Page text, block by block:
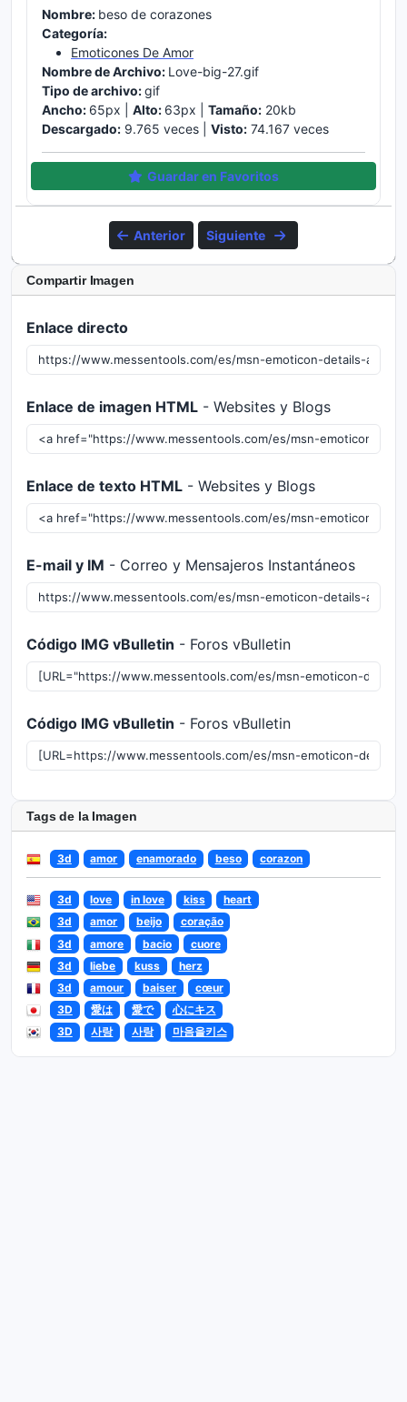
Nombre: beso de corazones
Categoría:
Emoticones De Amor
Nombre de Archivo: Love-big-27.gif
Tipo de archivo:gif
Ancho: 65px | Alto: 63px | Tamaño: 20kb
Descargado: 9.765 veces | Visto: 74.167 veces
Guardar en Favoritos
Anterior Siguiente
Compartir Imagen
Enlace directo
Enlace de imagen HTML - Websites y Blogs
Enlace de texto HTML - Websites y Blogs
E-mail y IM - Correo y Mensajeros Instantáneos
Código IMG vBulletin - Foros vBulletin
Código IMG vBulletin - Foros vBulletin
Tags de la Imagen
3d amor enamorado beso corazon
3d love in love kiss
heart
3d
amor beijo
coração
3d
amore bacio
cuore
3d
liebe kuss
herz
3d
amour baiser
cœur
3D
愛は 愛で
心にキス
3D
사랑 사랑 마음을키스